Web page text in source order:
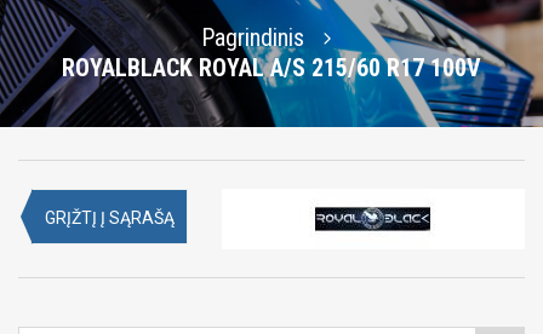
Pagrindinis
ROYALBLACK ROYAL A/S 215/60 R17 100V
GRĮŽTĮ Į SĄRAŠĄ